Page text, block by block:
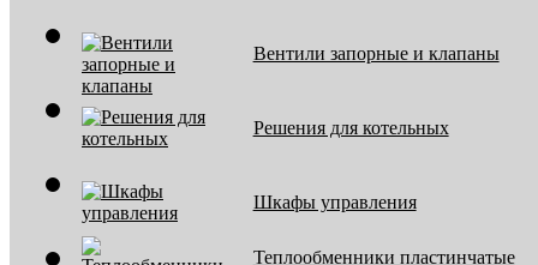
Вентили запорные и клапаны
Решения для котельных
Шкафы управления
Теплообменники пластинчатые